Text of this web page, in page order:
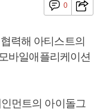
0
력해 아티스트의
바일애플리케이션
먼트의 아이돌그